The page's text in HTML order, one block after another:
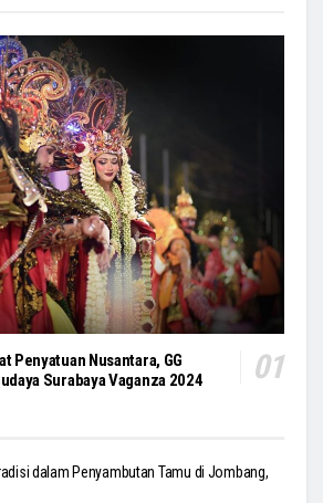
Penyatuan Nusantara, GG
Surabaya Vaganza 2024
dalam Penyambutan Tamu di Jombang,